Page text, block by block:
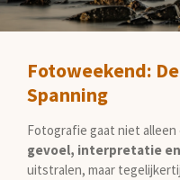
Fotoweekend:
Spanning
Fotografie gaat niet
gevoel, interpretatie
uitstralen, maar